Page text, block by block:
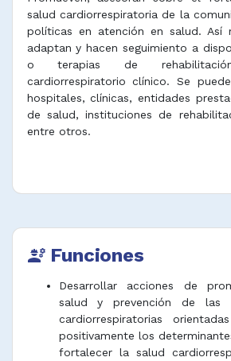
salud cardiorrespiratoria de la
políticas en atención en salud. Así
adaptan y hacen seguimiento a
o terapias de
cardiorrespiratorio clínico. Se
hospitales, clínicas, entidades
de salud, instituciones de
entre otros.
engineering Funciones
Desarrollar acciones de
salud y prevención de las
cardiorrespiratorias
positivamente los
fortalecer la salud